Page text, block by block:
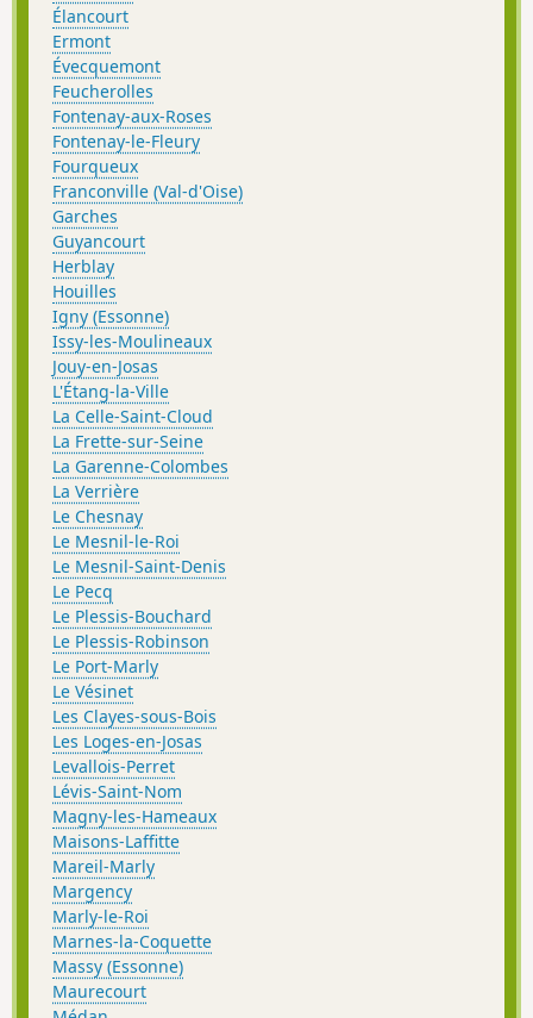
Élancourt
Ermont
Évecquemont
Feucherolles
Fontenay-aux-Roses
Fontenay-le-Fleury
Fourqueux
Franconville (Val-d'Oise)
Garches
Guyancourt
Herblay
Houilles
Igny (Essonne)
Issy-les-Moulineaux
Jouy-en-Josas
L'Étang-la-Ville
La Celle-Saint-Cloud
La Frette-sur-Seine
La Garenne-Colombes
La Verrière
Le Chesnay
Le Mesnil-le-Roi
Le Mesnil-Saint-Denis
Le Pecq
Le Plessis-Bouchard
Le Plessis-Robinson
Le Port-Marly
Le Vésinet
Les Clayes-sous-Bois
Les Loges-en-Josas
Levallois-Perret
Lévis-Saint-Nom
Magny-les-Hameaux
Maisons-Laffitte
Mareil-Marly
Margency
Marly-le-Roi
Marnes-la-Coquette
Massy (Essonne)
Maurecourt